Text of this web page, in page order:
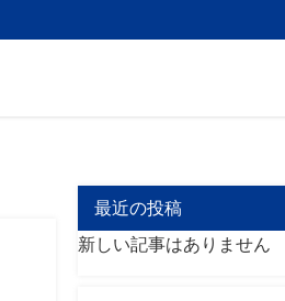
最近の投稿
新しい記事はありません